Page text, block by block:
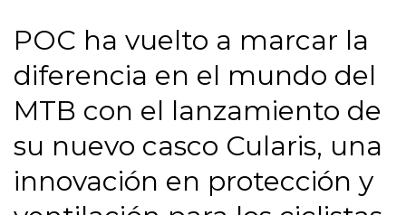
POC ha vuelto a marcar la
diferencia en el mundo del
MTB con el lanzamiento de
su nuevo casco Cularis, una
innovación en protección y